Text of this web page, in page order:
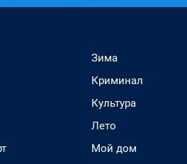
Зима
Криминал
Культура
Лето
Мой дом